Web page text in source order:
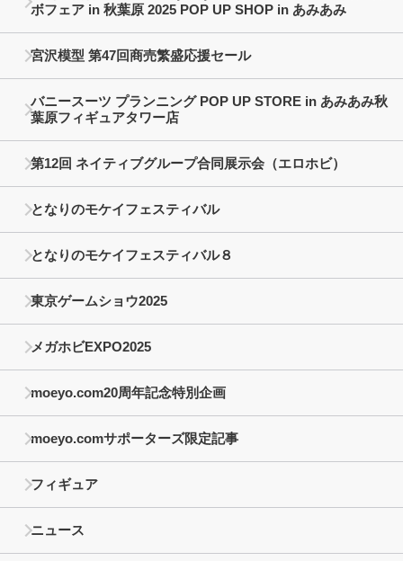
ボフェア in 秋葉原 2025 POP UP SHOP in あみあみ
宮沢模型 第47回商売繁盛応援セール
バニースーツ プランニング POP UP STORE in あみあみ秋
葉原フィギュアタワー店
第12回 ネイティブグループ合同展示会（エロホビ）
となりのモケイフェスティバル
となりのモケイフェスティバル８
東京ゲームショウ2025
メガホビEXPO2025
moeyo.com20周年記念特別企画
moeyo.comサポーターズ限定記事
フィギュア
ニュース